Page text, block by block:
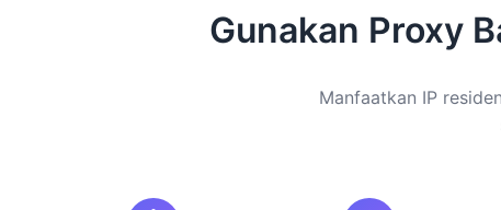
Gunakan Proxy
Manfaatkan IP